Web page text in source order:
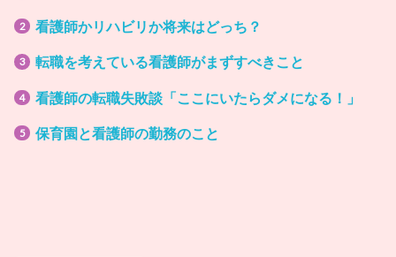
看護師かリハビリか将来はどっち？
転職を考えている看護師がまずすべきこと
看護師の転職失敗談「ここにいたらダメになる！」
保育園と看護師の勤務のこと